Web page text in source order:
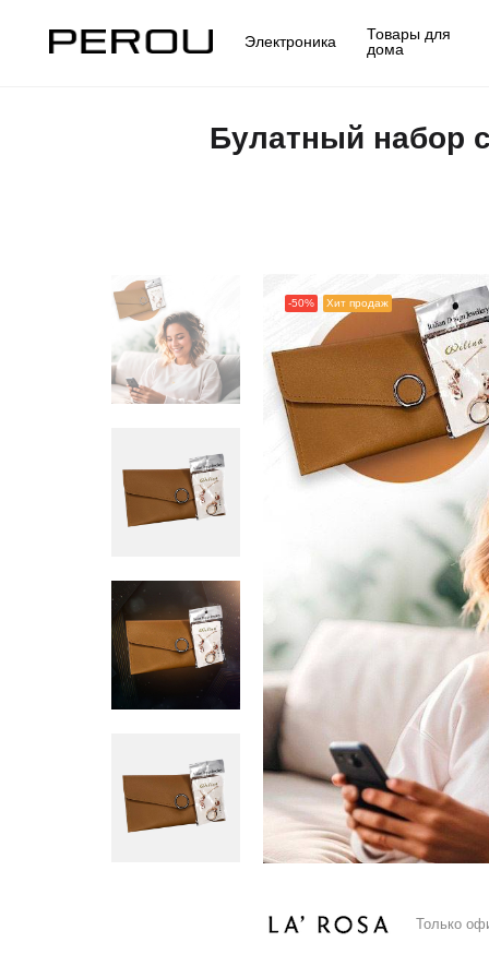
Электроника Товары для
дома
Булатный набор
-50% Хит продаж
Только